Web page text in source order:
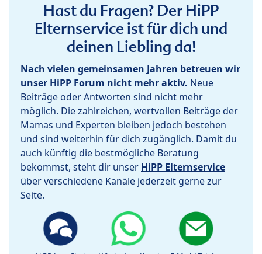
Hast du Fragen? Der HiPP
Elternservice ist für dich und
deinen Liebling da!
Nach vielen gemeinsamen Jahren betreuen wir
unser HiPP Forum nicht mehr aktiv. Neue
Beiträge oder Antworten sind nicht mehr
möglich. Die zahlreichen, wertvollen Beiträge der
Mamas und Experten bleiben jedoch bestehen
und sind weiterhin für dich zugänglich. Damit du
auch künftig die bestmögliche Beratung
bekommst, steht dir unser HiPP Elternservice
über verschiedene Kanäle jederzeit gerne zur
Seite.